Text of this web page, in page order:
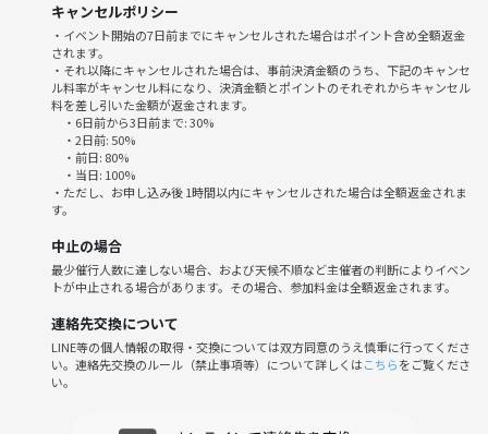
■開催場所■ BLUE BOX
※会場は2階ではなく4階です
(大阪市中央区千日前1丁目8-20 高橋ビル)
■参加費用■30分 250円 Max2000円（飲食持ち込み可)
■参加服装■自由（私服、スーツＯＫです）
■参加年齢■15歳以上
小学生未満のお子様は安全性を加味して参加不可
キャンセルポリシー
・イベント開始の7日前までにキャンセルされた場合はポイント含め全額返金
されます。
・それ以降にキャンセルされた場合は、事前決済金額のうち、下記のキャンセ
ル料率がキャンセル料になり、決済金額とポイントのそれぞれからキャンセル
料を差し引いた金額が返金されます。
・6日前から3日前まで: 30%
・2日前: 50%
・前日: 80%
・当日: 100%
・ただし、お申し込み後 1時間以内にキャンセルされた場合は全額返金されま
す。
中止の場合
最少催行人数に達しない場合、および天候不順など主催者の判断によりイベン
トが中止される場合があります。その場合、参加料金は全額返金されます。
連絡先交換について
LINE等の個人情報の取得・交換については双方同意のうえ慎重に行ってくださ
い。連絡先交換のルール（禁止事項等）について詳しくはこちらをご覧くださ
い。